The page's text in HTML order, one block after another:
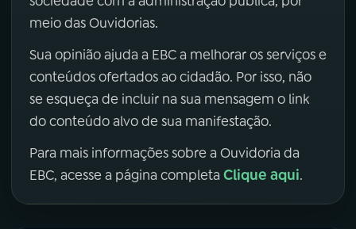
meio das Ouvidorias.
Sua opinião ajuda a EBC a melhorar os serviços e
conteúdos ofertados ao cidadão. Por isso, não
se esqueça de incluir na sua mensagem o link
do conteúdo alvo de sua manifestação.
Para mais informações sobre a Ouvidoria da
EBC, acesse a página completa Clique aqui.